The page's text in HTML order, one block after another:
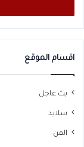
اقسام الموقع
بث عاجل
سلايد
الفن